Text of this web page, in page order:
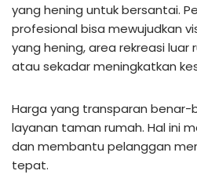
yang hening untuk bersantai.
profesional bisa mewujudkan
yang hening, area rekreasi luar
atau sekadar meningkatkan
Harga yang transparan
layanan taman rumah. Hal ini
dan membantu pelanggan
tepat.